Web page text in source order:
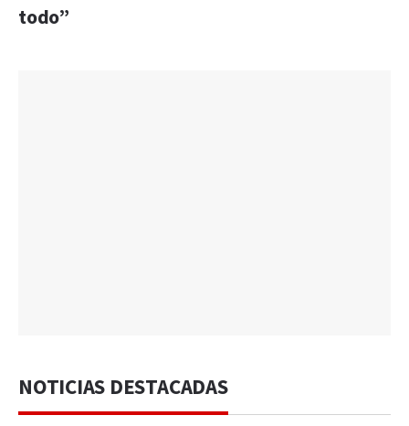
todo”
NOTICIAS DESTACADAS